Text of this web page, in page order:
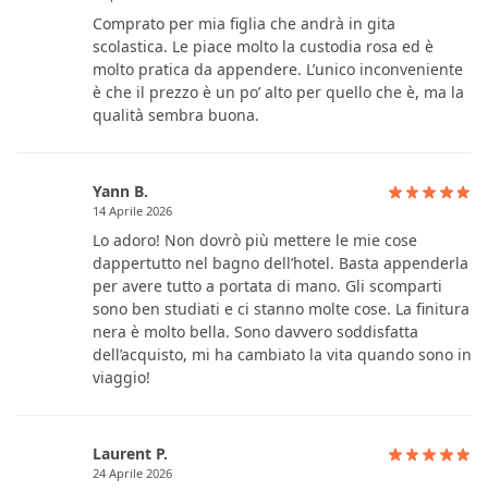
Comprato per mia figlia che andrà in gita
scolastica. Le piace molto la custodia rosa ed è
molto pratica da appendere. L’unico inconveniente
è che il prezzo è un po’ alto per quello che è, ma la
qualità sembra buona.
Yann B.
14 Aprile 2026
Lo adoro! Non dovrò più mettere le mie cose
dappertutto nel bagno dell’hotel. Basta appenderla
per avere tutto a portata di mano. Gli scomparti
sono ben studiati e ci stanno molte cose. La finitura
nera è molto bella. Sono davvero soddisfatta
dell’acquisto, mi ha cambiato la vita quando sono in
viaggio!
Laurent P.
24 Aprile 2026